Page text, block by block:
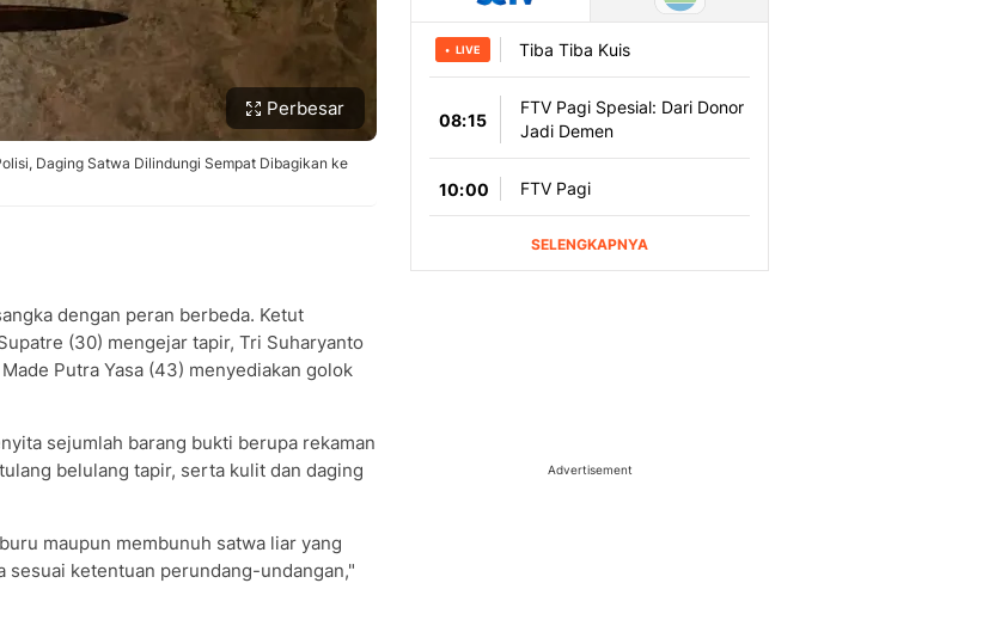
Perbesar
Daging Satwa Dilindungi Sempat Dibagikan ke
dengan peran berbeda. Ketut
(30) mengejar tapir, Tri Suharyanto
Putra Yasa (43) menyediakan golok
sejumlah barang bukti berupa rekaman
belulang tapir, serta kulit dan daging
maupun membunuh satwa liar yang
ketentuan perundang-undangan,"
Advertisement